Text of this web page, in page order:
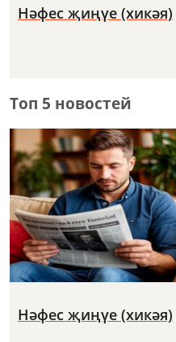
Нәфес җиңүе (хикәя)
Топ 5 новостей
Нәфес җиңүе (хикәя)